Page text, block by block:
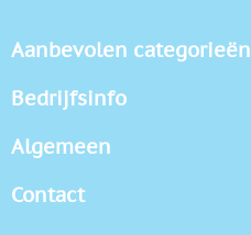
Aanbevolen categorieën
Bedrijfsinfo
Algemeen
Contact